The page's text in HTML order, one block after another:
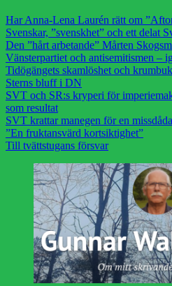
Har Anna-Lena Laurén rätt om
Svenskar, ”svenskhet” och ett delat
Den ”hårt arbetande” Mårten
Vänsterpartiet och antisemitismen –
Tidögängets skamlöshet och
Sterns bluff i DN
SVT och SR:s kryperi för
som resultat
SVT krattar manegen för en
”En fruktansvärd kortsiktighet”
Till tvättstugans försvar